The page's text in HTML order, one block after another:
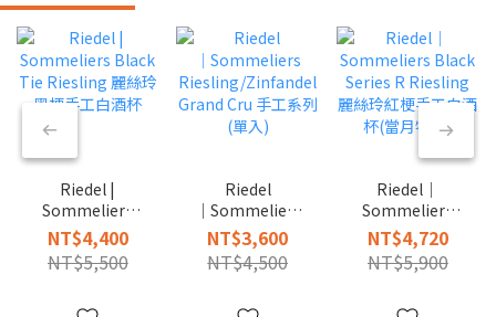
Riedel |
Sommeliers
Black Tie
Riesling 麗絲玲
黑梗手工白酒杯
NT$4,400
NT$5,500
Riedel
│Sommeliers
Riesling/Zinfandel
Grand Cru 手工
系列(單入)
NT$3,600
NT$4,500
Riedel｜
Sommeliers
Black Series R
Riesling 麗絲玲
紅梗手工白酒杯
NT$4,720
NT$5,900